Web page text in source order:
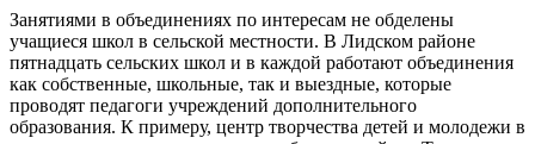
Занятиями в объединениях по интересам не обделены
учащиеся школ в сельской местности. В Лидском районе
пятнадцать сельских школ и в каждой работают объединения
как собственные, школьные, так и выездные, которые
проводят педагоги учреждений дополнительного
образования. К примеру, центр творчества детей и молодежи в